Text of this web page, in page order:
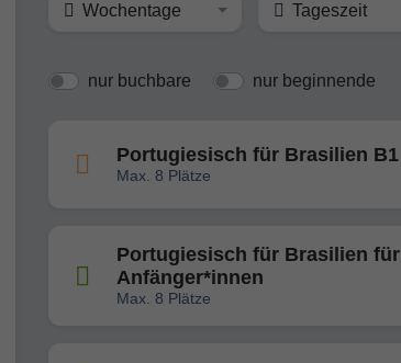
Wochentage Tageszeit
nur buchbare nur beginnende
Portugiesisch für Brasilien B1
Max. 8 Plätze
Portugiesisch für Brasilien für
Anfänger*innen
Max. 8 Plätze